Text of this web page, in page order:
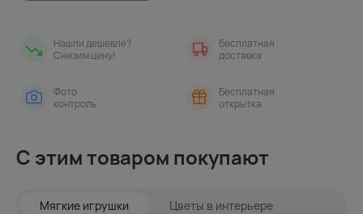
Нашли дешевле?
Снизим цену!
Бесплатная
доставка
Фото
контроль
Бесплатная
открытка
С этим товаром покупают
Мягкие игрушки Цветы в интерьере